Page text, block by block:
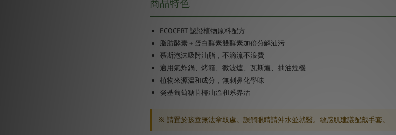
商品特色
ECOCERT 認證植物原料配方
脂肪酵素＋蛋白酵素雙酵素加倍分解油污
慕斯泡沫吸附油脂，不滴流不浪費
適用氣炸鍋、烤箱、微波爐、瓦斯爐、抽油煙機
植物來源溫和成分，無刺鼻化學味
癸基葡萄糖苷椰油溫和系界活
※ 請置於孩童無法拿取處。誤觸眼睛請沖水並就醫。敏感肌建議配戴手套。